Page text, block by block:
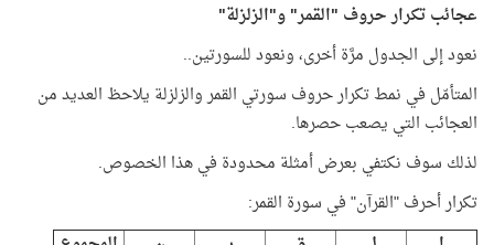
عجائب تكرار حروف "القمر" و"الزلزلة"
نعود إلى الجدول مرَّة أخرى، ونعود للسورتين..
المتأمّل في نمط تكرار حروف سورتي القمر والزلزلة يلاحظ العديد من
العجائب التي يصعب حصرها.
لذلك سوف نكتفي بعرض أمثلة محدودة في هذا الخصوص.
تكرار أحرف "القرآن" في سورة القمر: